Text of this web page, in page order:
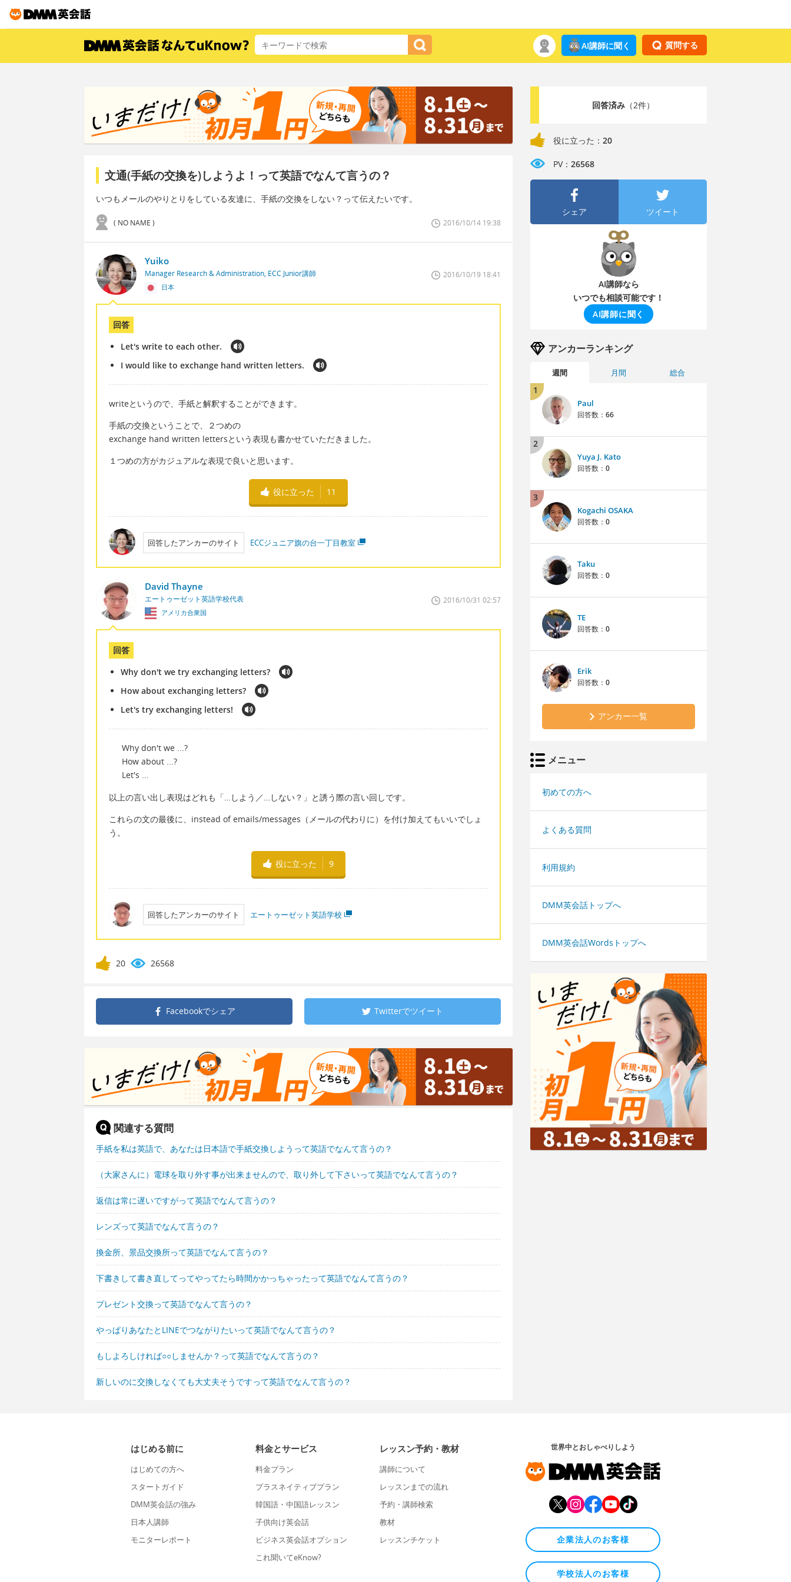
質問する
AI講師に聞く
文通(手紙の交換を)しようよ！って英語でなんて言うの？
いつもメールのやりとりをしている友達に、手紙の交換をしない？って伝えたいです。
( NO NAME ) 2016/10/14 19:38
Yuiko
Manager Research & Administration, ECC Junior講師
日本
2016/10/19 18:41
回答
Let's write to each other.
I would like to exchange hand written letters.
writeというので、手紙と解釈することができます。
手紙の交換ということで、２つめの
exchange hand written lettersという表現も書かせていただきました。
１つめの方がカジュアルな表現で良いと思います。
役に立った 11
回答したアンカーのサイト ECCジュニア旗の台一丁目教室
David Thayne
エートゥーゼット英語学校代表
アメリカ合衆国
2016/10/31 02:57
回答
Why don't we try exchanging letters?
How about exchanging letters?
Let's try exchanging letters!
Why don't we ...?
How about ...?
Let's ...
以上の言い出し表現はどれも「…しよう／…しない？」と誘う際の言い回しです。
これらの文の最後に、instead of emails/messages（メールの代わりに）を付け加えてもいいでしょ
う。
役に立った 9
回答したアンカーのサイト エートゥーゼット英語学校
20 26568
Facebookでシェア Twitterでツイート
関連する質問
手紙を私は英語で、あなたは日本語で手紙交換しようって英語でなんて言うの？
（大家さんに）電球を取り外す事が出来ませんので、取り外して下さいって英語でなんて言うの？
返信は常に遅いですがって英語でなんて言うの？
レンズって英語でなんて言うの？
換金所、景品交換所って英語でなんて言うの？
下書きして書き直してってやってたら時間かかっちゃったって英語でなんて言うの？
プレゼント交換って英語でなんて言うの？
やっぱりあなたとLINEでつながりたいって英語でなんて言うの？
もしよろしければ○○しませんか？って英語でなんて言うの？
新しいのに交換しなくても大丈夫そうですって英語でなんて言うの？
回答済み（2件）
役に立った： 20
PV： 26568
シェア ツイート
AI講師なら
いつでも相談可能です！
AI講師に聞く
アンカーランキング
週間 月間 総合
1
Paul
回答数： 66
2
Yuya J. Kato
回答数： 0
3
Kogachi OSAKA
回答数： 0
Taku
回答数： 0
TE
回答数： 0
Erik
回答数： 0
アンカー一覧
メニュー
初めての方へ
よくある質問
利用規約
DMM英会話トップへ
DMM英会話Wordsトップへ
はじめる前に
はじめての方へ
スタートガイド
DMM英会話の強み
日本人講師
モニターレポート
料金とサービス
料金プラン
プラスネイティブプラン
韓国語・中国語レッスン
子供向け英会話
ビジネス英会話オプション
これ聞いてeKnow?
レッスン予約・教材
講師について
レッスンまでの流れ
予約・講師検索
教材
レッスンチケット
世界中とおしゃべりしよう
企業法人のお客様
学校法人のお客様